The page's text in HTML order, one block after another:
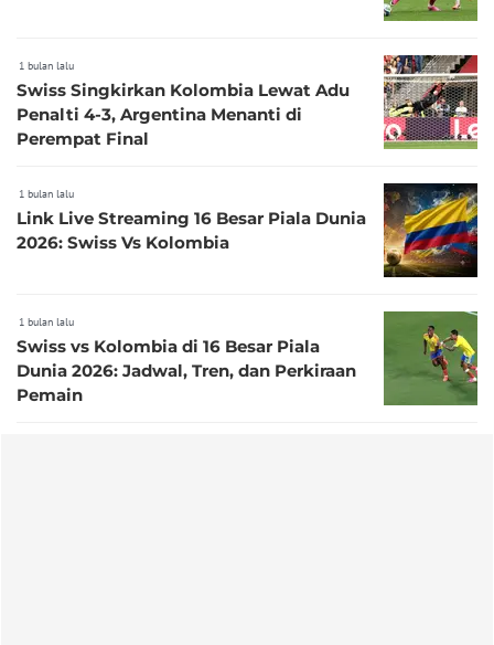
1 bulan lalu
Swiss Singkirkan Kolombia Lewat Adu
Penalti 4-3, Argentina Menanti di
Perempat Final
1 bulan lalu
Link Live Streaming 16 Besar Piala Dunia
2026: Swiss Vs Kolombia
1 bulan lalu
Swiss vs Kolombia di 16 Besar Piala
Dunia 2026: Jadwal, Tren, dan Perkiraan
Pemain